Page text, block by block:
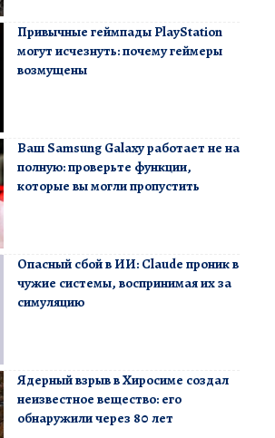
Привычные геймпады PlayStation
могут исчезнуть: почему геймеры
возмущены
Ваш Samsung Galaxy работает не на
полную: проверьте функции,
которые вы могли пропустить
Опасный сбой в ИИ: Claude проник в
чужие системы, воспринимая их за
симуляцию
Ядерный взрыв в Хиросиме создал
неизвестное вещество: его
обнаружили через 80 лет